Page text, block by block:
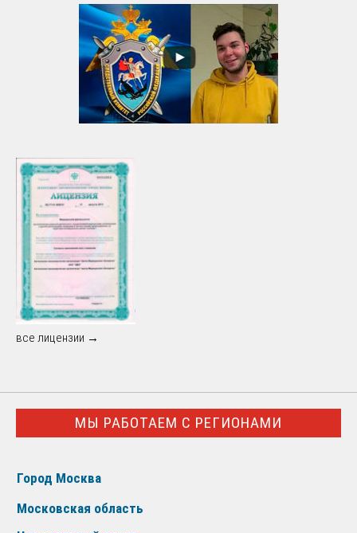
все лицензии →
МЫ РАБОТАЕМ С РЕГИОНАМИ
Город Москва
Московская область